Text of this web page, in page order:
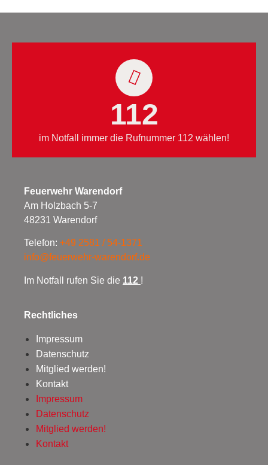
112
im Notfall immer die Rufnummer 112 wählen!
Feuerwehr Warendorf
Am Holzbach 5-7
48231 Warendorf
Telefon: +49 2581 / 54-1371
info@feuerwehr-warendorf.de
Im Notfall rufen Sie die 112 !
Rechtliches
Impressum
Datenschutz
Mitglied werden!
Kontakt
Impressum
Datenschutz
Mitglied werden!
Kontakt